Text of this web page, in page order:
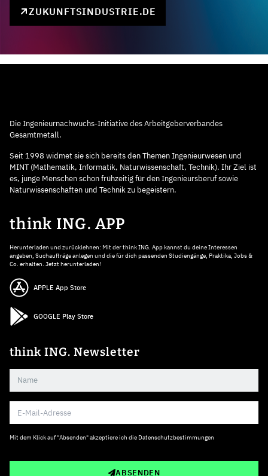
ZUKUNFTSINDUSTRIE.DE
Die Ingenieurnachwuchs-Initiative des Arbeitgeberverbandes
Gesamtmetall.
Seit 1998 widmet sie sich bereits den Themen Ingenieurwesen und
MINT (Mathematik, Informatik, Naturwissenschaft, Technik). Ihr Ziel ist
es, junge Menschen schon frühzeitig für den Ingenieursberuf sowie
Naturwissenschaften und Technik zu begeistern.
think ING. APP
Herunterladen und zurücklehnen: Mit der think ING. App kannst du deine Interessen
angeben, Suchaufträge anlegen und die für dich passenden Studiengänge, Praktika, Jobs &
Co. erhalten. Jetzt herunterladen!
APPLE App Store
GOOGLE Play Store
think ING. Newsletter
Mit dem Klick auf "Absenden" akzeptiere ich die Datenschutzbestimmungen
ABSENDEN